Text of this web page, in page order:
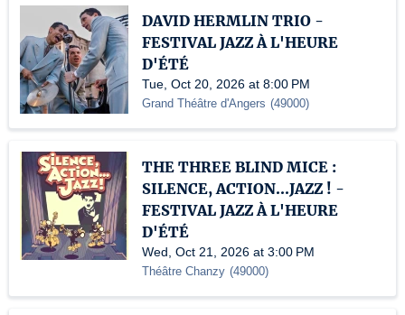
DAVID HERMLIN TRIO -
FESTIVAL JAZZ À L'HEURE
D'ÉTÉ
Tue, Oct 20, 2026 at 8:00 PM
Grand Théâtre d'Angers (49000)
THE THREE BLIND MICE :
SILENCE, ACTION...JAZZ ! -
FESTIVAL JAZZ À L'HEURE
D'ÉTÉ
Wed, Oct 21, 2026 at 3:00 PM
Théâtre Chanzy (49000)